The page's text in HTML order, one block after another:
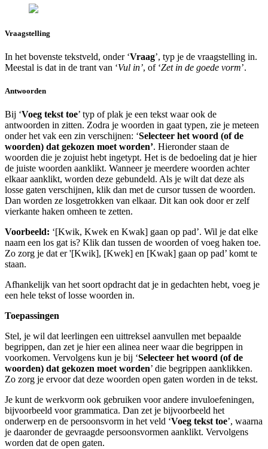
Vraagstelling
In het bovenste tekstveld, onder ‘Vraag’, typ je de vraagstelling in.
Meestal is dat in de trant van ‘Vul in’, of ‘Zet in de goede vorm’.
Antwoorden
Bij ‘Voeg tekst toe’ typ of plak je een tekst waar ook de
antwoorden in zitten. Zodra je woorden in gaat typen, zie je meteen
onder het vak een zin verschijnen: ‘Selecteer het woord (of de
woorden) dat gekozen moet worden’. Hieronder staan de
woorden die je zojuist hebt ingetypt. Het is de bedoeling dat je hier
de juiste woorden aanklikt. Wanneer je meerdere woorden achter
elkaar aanklikt, worden deze gebundeld. Als je wilt dat deze als
losse gaten verschijnen, klik dan met de cursor tussen de woorden.
Dan worden ze losgetrokken van elkaar. Dit kan ook door er zelf
vierkante haken omheen te zetten.
Voorbeeld: ‘[Kwik, Kwek en Kwak] gaan op pad’. Wil je dat elke
naam een los gat is? Klik dan tussen de woorden of voeg haken toe.
Zo zorg je dat er '[Kwik], [Kwek] en [Kwak] gaan op pad’ komt te
staan.
Afhankelijk van het soort opdracht dat je in gedachten hebt, voeg je
een hele tekst of losse woorden in.
Toepassingen
Stel, je wil dat leerlingen een uittreksel aanvullen met bepaalde
begrippen, dan zet je hier een alinea neer waar die begrippen in
voorkomen. Vervolgens kun je bij ‘Selecteer het woord (of de
woorden) dat gekozen moet worden’ die begrippen aanklikken.
Zo zorg je ervoor dat deze woorden open gaten worden in de tekst.
Je kunt de werkvorm ook gebruiken voor andere invuloefeningen,
bijvoorbeeld voor grammatica. Dan zet je bijvoorbeeld het
onderwerp en de persoonsvorm in het veld ‘Voeg tekst toe’, waarna
je daaronder de gevraagde persoonsvormen aanklikt. Vervolgens
worden dat de open gaten.